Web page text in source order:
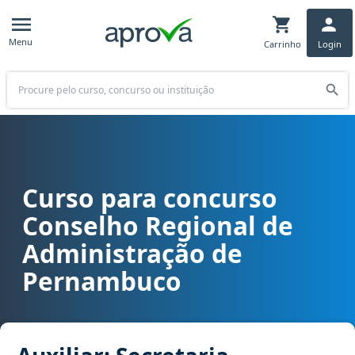
Menu Carrinho Login
Buscar
Curso para concurso CRA PE - Conselho Regional de
Curso para concurso
Conselho Regional de
Administração de
Pernambuco